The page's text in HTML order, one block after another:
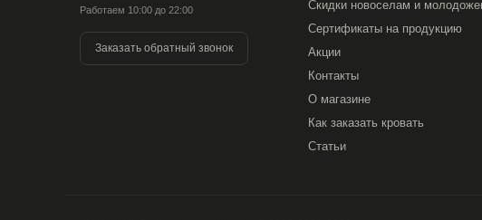
Столешница: серый
Работаем 10:00 до 22:00
Заказать обратный звонок
Скидки новоселам и
Сертификаты на продукцию
Акции
Контакты
О магазине
Как заказать кровать
Статьи